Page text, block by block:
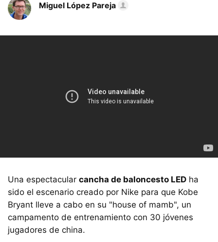
Miguel López Pareja
Una espectacular cancha de baloncesto LED ha
sido el escenario creado por Nike para que Kobe
Bryant lleve a cabo en su "house of mamb", un
campamento de entrenamiento con 30 jóvenes
jugadores de china.